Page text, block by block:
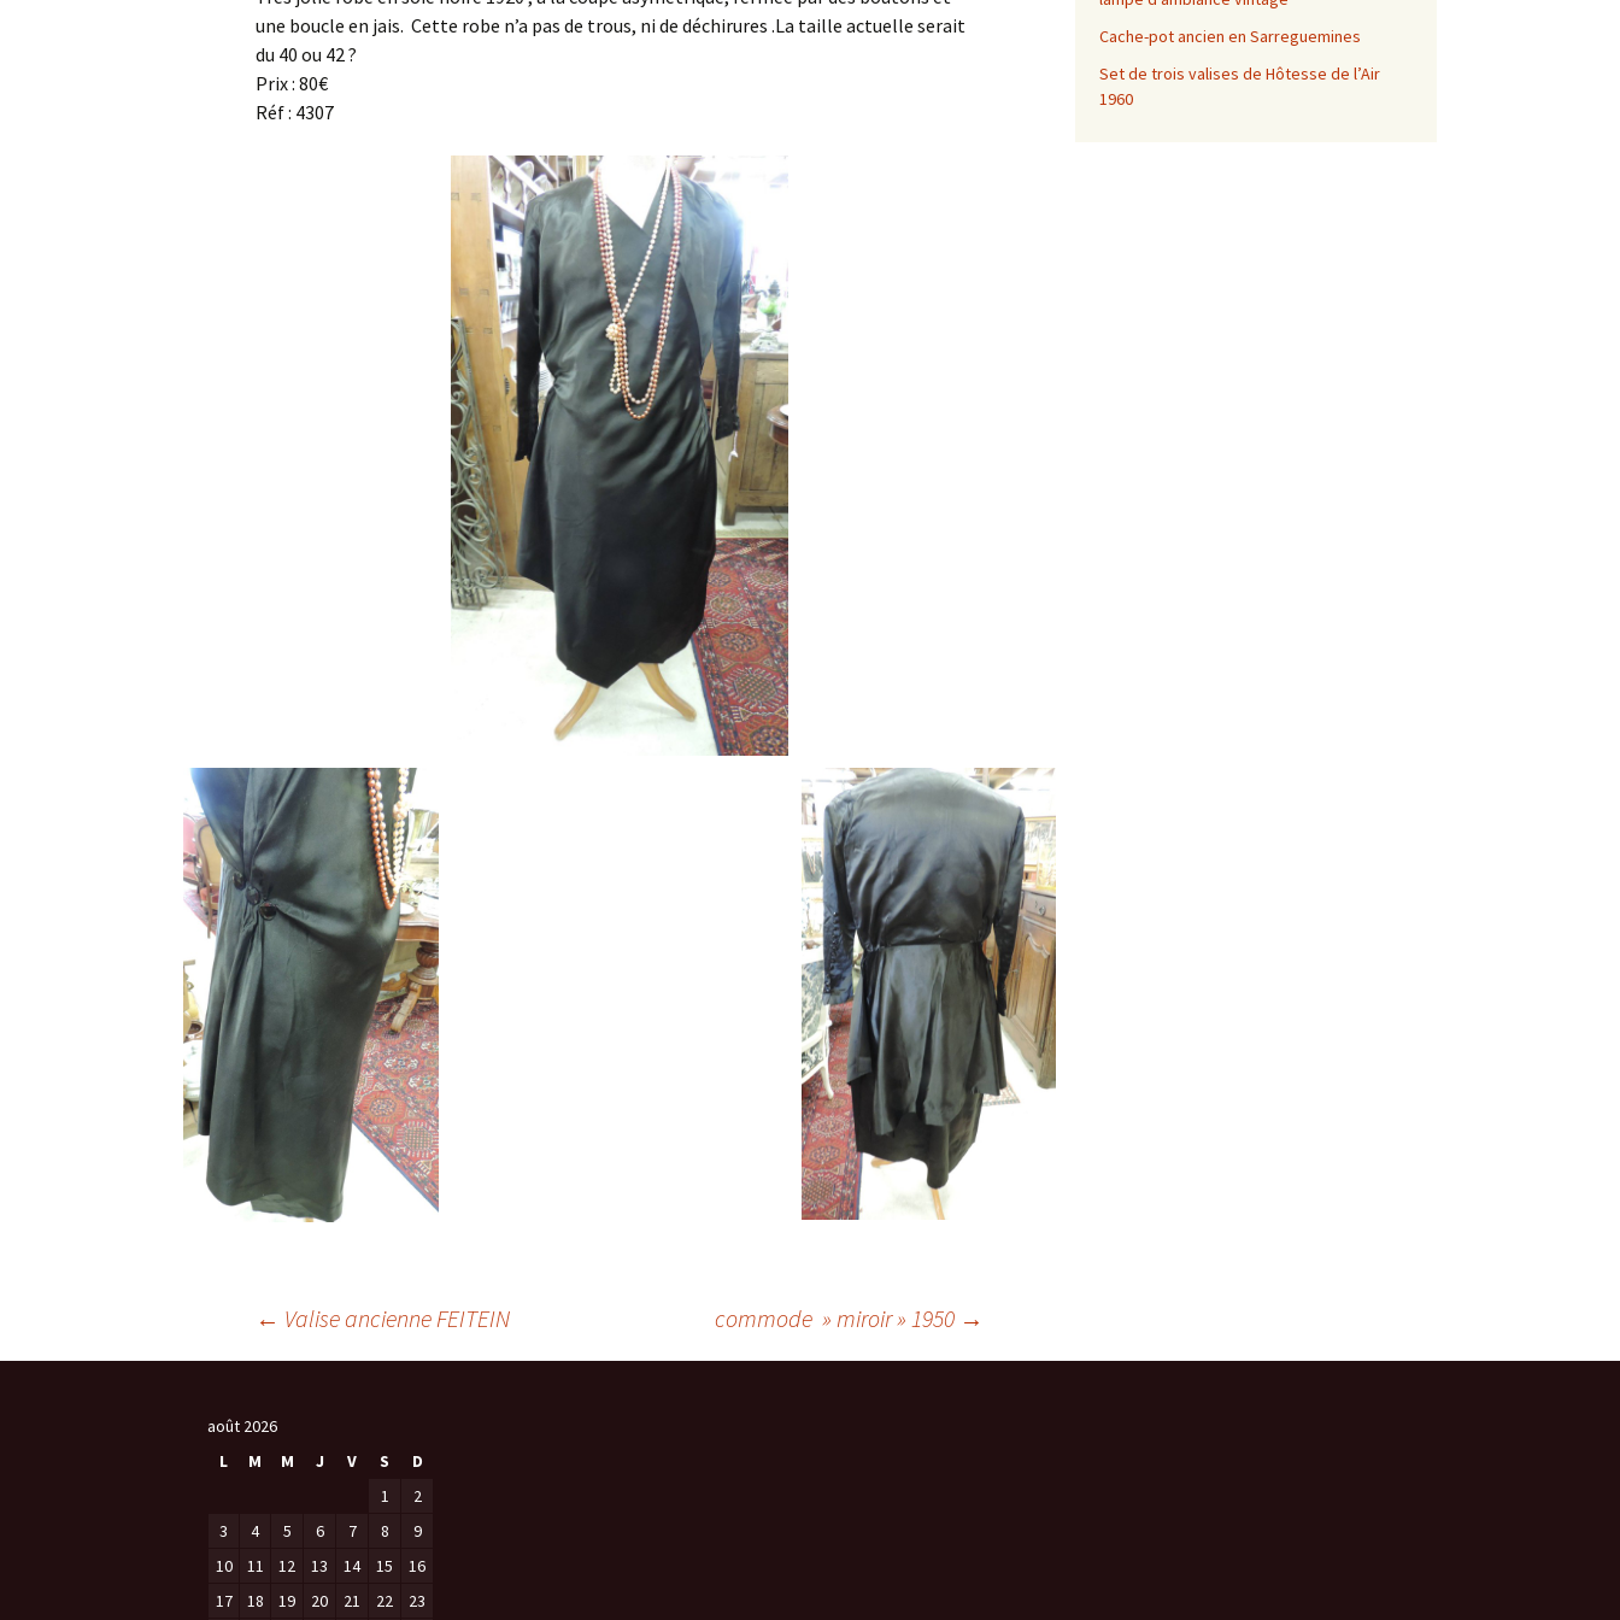
meubles XX ième huiles
luminaires
cendriers
verrerie
une boucle en jais. Cette robe n’a pas de trous, ni de déchirures .La taille actuelle serait
du 40 ou 42 ?
Prix : 80€
Réf : 4307
Navigation
← Valise ancienne FEITEIN commode » miroir » 1950 →
Cache-pot ancien en Sarreguemines
Set de trois valises de Hôtesse de l’Air
1960
août 2026
L
M M J V S
D
1
2
3
4 5 6 7 8
9
10
11 12 13 14 15
16
17
18 19 20 21 22 23